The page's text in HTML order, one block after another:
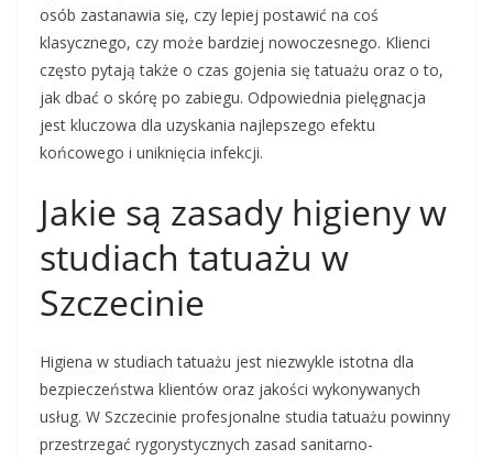
osób zastanawia się, czy lepiej postawić na coś
klasycznego, czy może bardziej nowoczesnego. Klienci
często pytają także o czas gojenia się tatuażu oraz o to,
jak dbać o skórę po zabiegu. Odpowiednia pielęgnacja
jest kluczowa dla uzyskania najlepszego efektu
końcowego i uniknięcia infekcji.
Jakie są zasady higieny w
studiach tatuażu w
Szczecinie
Higiena w studiach tatuażu jest niezwykle istotna dla
bezpieczeństwa klientów oraz jakości wykonywanych
usług. W Szczecinie profesjonalne studia tatuażu powinny
przestrzegać rygorystycznych zasad sanitarno-